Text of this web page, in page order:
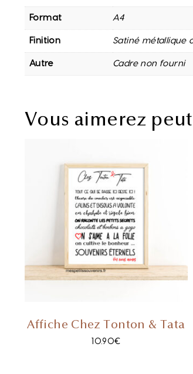
Format A4
Finition Satiné métallique
Autre Cadre non fourni
Vous aimerez
Affiche Chez Tonton & Tata
10.90€